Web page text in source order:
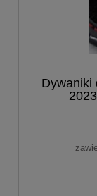
Dywaniki